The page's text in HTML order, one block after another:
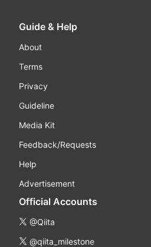
Guide & Help
About
Terms
Privacy
Guideline
Media Kit
Feedback/Requests
Help
Advertisement
Official Accounts
@Qiita
@qiita_milestone